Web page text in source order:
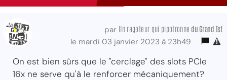
par Un ragoteur qui pipotronne du Grand Est
le mardi 03 janvier 2023 à 23h49
On est bien sûrs que le "cerclage" des slots PCIe
16x ne serve qu'à le renforcer mécaniquement?